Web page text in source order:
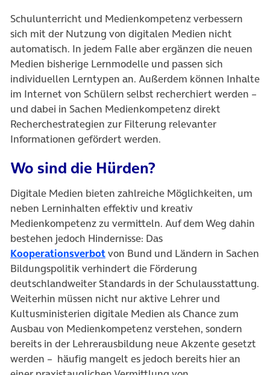
Schulunterricht und Medienkompetenz verbessern
sich mit der Nutzung von digitalen Medien nicht
automatisch. In jedem Falle aber ergänzen die neuen
Medien bisherige Lernmodelle und passen sich
individuellen Lerntypen an. Außerdem können Inhalte
im Internet von Schülern selbst recherchiert werden –
und dabei in Sachen Medienkompetenz direkt
Recherchestrategien zur Filterung relevanter
Informationen gefördert werden.
Wo sind die Hürden?
Digitale Medien bieten zahlreiche Möglichkeiten, um
neben Lerninhalten effektiv und kreativ
Medienkompetenz zu vermitteln. Auf dem Weg dahin
bestehen jedoch Hindernisse: Das
Kooperationsverbotvon Bund und Ländern in Sachen
Bildungspolitik verhindert die Förderung
deutschlandweiter Standards in der Schulausstattung.
Weiterhin müssen nicht nur aktive Lehrer und
Kultusministerien digitale Medien als Chance zum
Ausbau von Medienkompetenz verstehen, sondern
bereits in der Lehrerausbildung neue Akzente gesetzt
werden – häufig mangelt es jedoch bereits hier an